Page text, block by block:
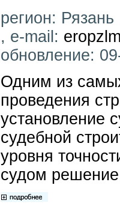
регион:
, e-mail:
обновление:
Одним из
проведения
установление
судебной
уровня
судом